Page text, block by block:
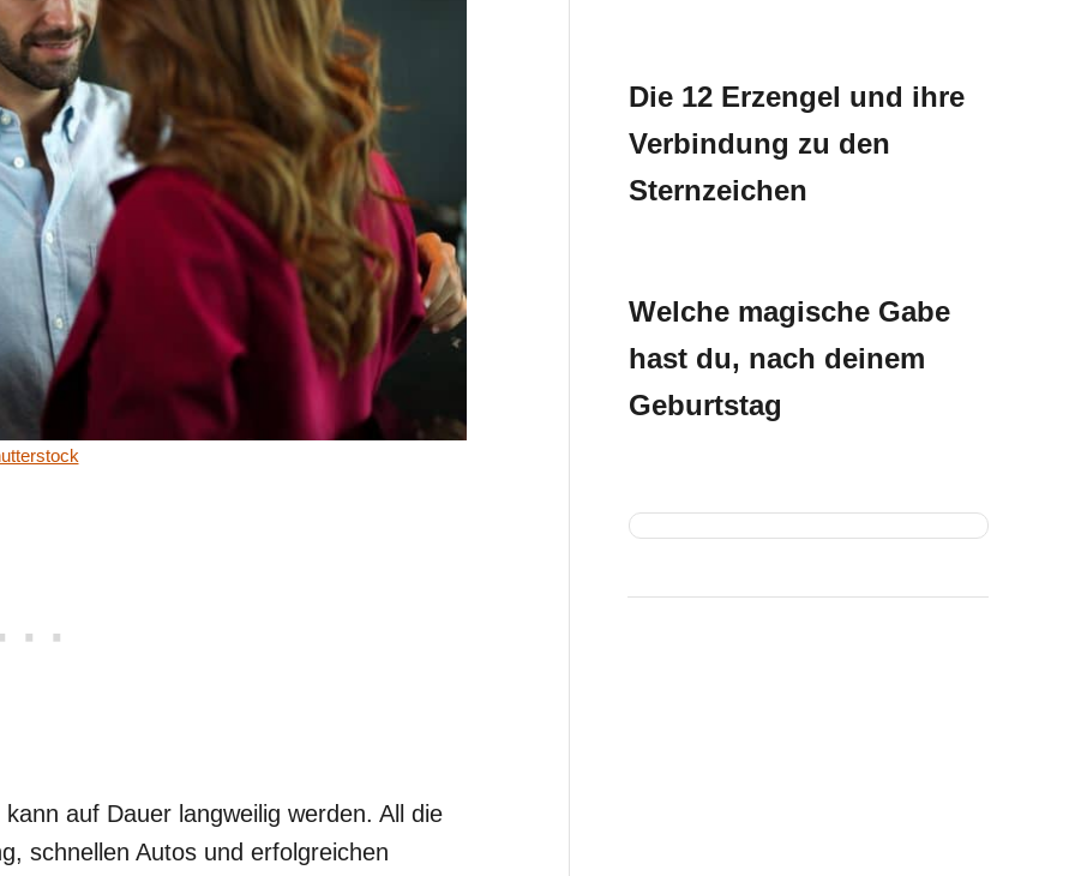
auf Dauer langweilig werden. All die
schnellen Autos und erfolgreichen
Die 12 Erzengel und ihre
Verbindung zu den
Sternzeichen
Welche magische Gabe
hast du, nach deinem
Geburtstag